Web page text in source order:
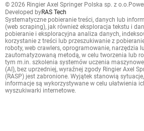
© 2026 Ringier Axel Springer Polska sp. z o.o.
Developed byRAS Tech
Systematyczne pobieranie treści, danych lub
(web scraping), jak również eksploracja tekstu i
pobieranie i eksploracyjna analiza danych,
korzystanie z treści lub przeszukiwanie z
roboty, web crawlers, oprogramowanie, narzędzia
zautomatyzowaną metodą, w celu tworzenia lub
tym m.in. szkolenia systemów uczenia
(AI), bez uprzedniej, wyraźnej zgody Ringier Axel
(RASP) jest zabronione. Wyjątek stanowią
informacje są wykorzystywane w celu ułatwienia
wyszukiwarki internetowe.